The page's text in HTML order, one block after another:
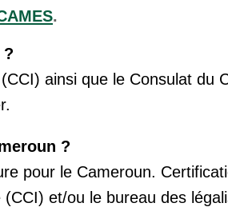
.
?
ainsi que le Consulat du
?
pour le Cameroun.
et/ou le bureau des